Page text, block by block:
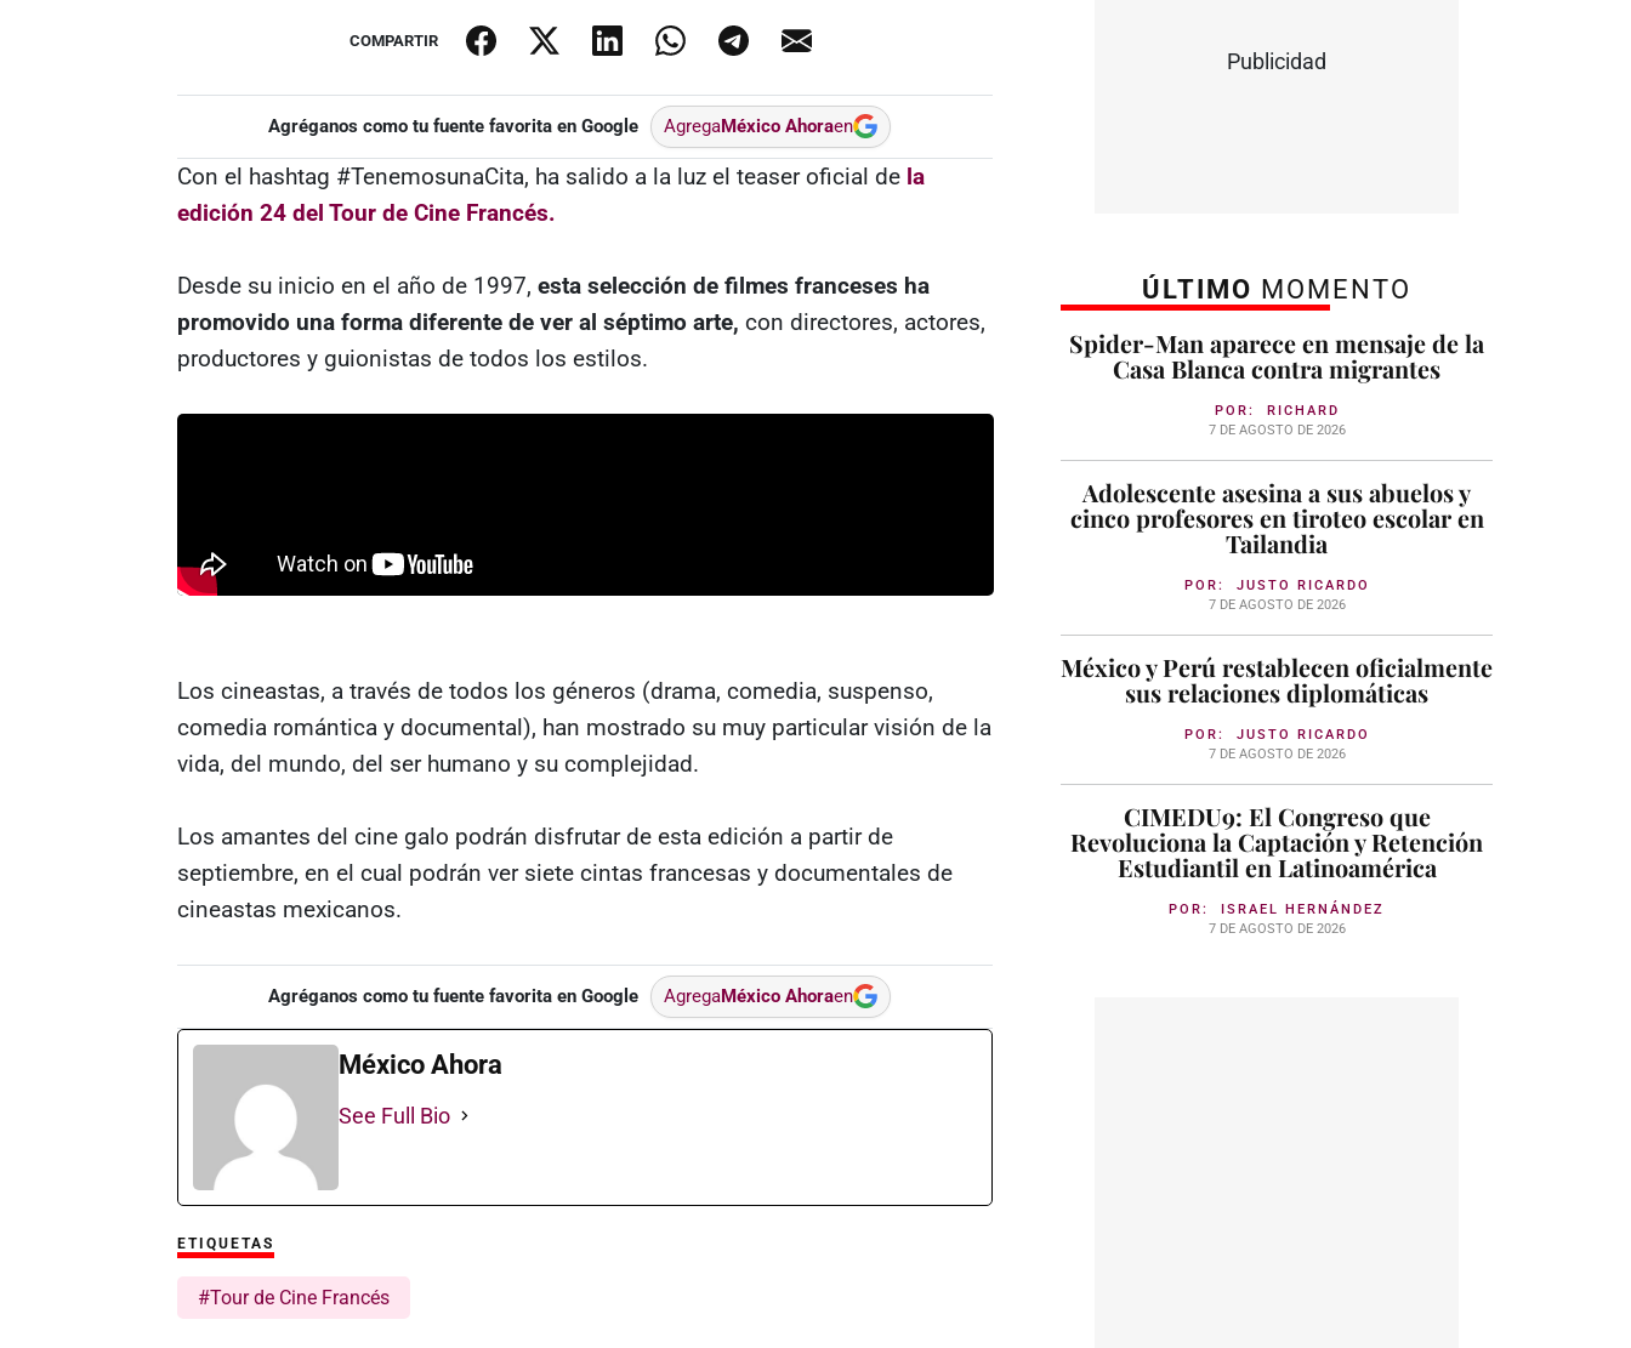
COMPARTIR
Agréganos como tu fuente favorita en Google AgregaMéxico Ahoraen
Con el hashtag #TenemosunaCita, ha salido a la luz el teaser oficial de la
edición 24 del Tour de Cine Francés.
Desde su inicio en el año de 1997, esta selección de filmes franceses ha
promovido una forma diferente de ver al séptimo arte, con directores, actores,
productores y guionistas de todos los estilos.
Los cineastas, a través de todos los géneros (drama, comedia, suspenso,
comedia romántica y documental), han mostrado su muy particular visión de la
vida, del mundo, del ser humano y su complejidad.
Los amantes del cine galo podrán disfrutar de esta edición a partir de
septiembre, en el cual podrán ver siete cintas francesas y documentales de
cineastas mexicanos.
Agréganos como tu fuente favorita en Google AgregaMéxico Ahoraen
México Ahora
See Full Bio
ETIQUETAS
#Tour de Cine Francés
Publicidad
ÚLTIMO MOMENTO
Spider-Man aparece en mensaje de la
Casa Blanca contra migrantes
POR: RICHARD
7 DE AGOSTO DE 2026
Adolescente asesina a sus abuelos y
cinco profesores en tiroteo escolar en
Tailandia
POR: JUSTO RICARDO
7 DE AGOSTO DE 2026
México y Perú restablecen oficialmente
sus relaciones diplomáticas
POR: JUSTO RICARDO
7 DE AGOSTO DE 2026
CIMEDU9: El Congreso que
Revoluciona la Captación y Retención
Estudiantil en Latinoamérica
POR: ISRAEL HERNÁNDEZ
7 DE AGOSTO DE 2026